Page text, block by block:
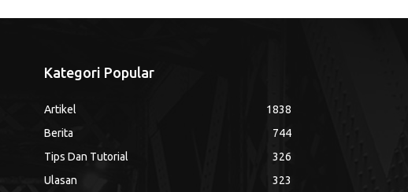
Kategori Popular
Artikel
1838
Berita
744
Tips Dan Tutorial
326
Ulasan
323